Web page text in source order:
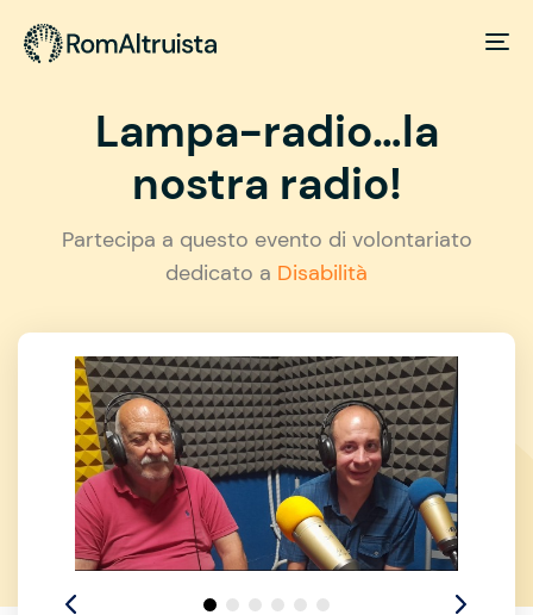
Lampa-radio…la
nostra radio!
Partecipa a questo evento di volontariato
dedicato a Disabilità